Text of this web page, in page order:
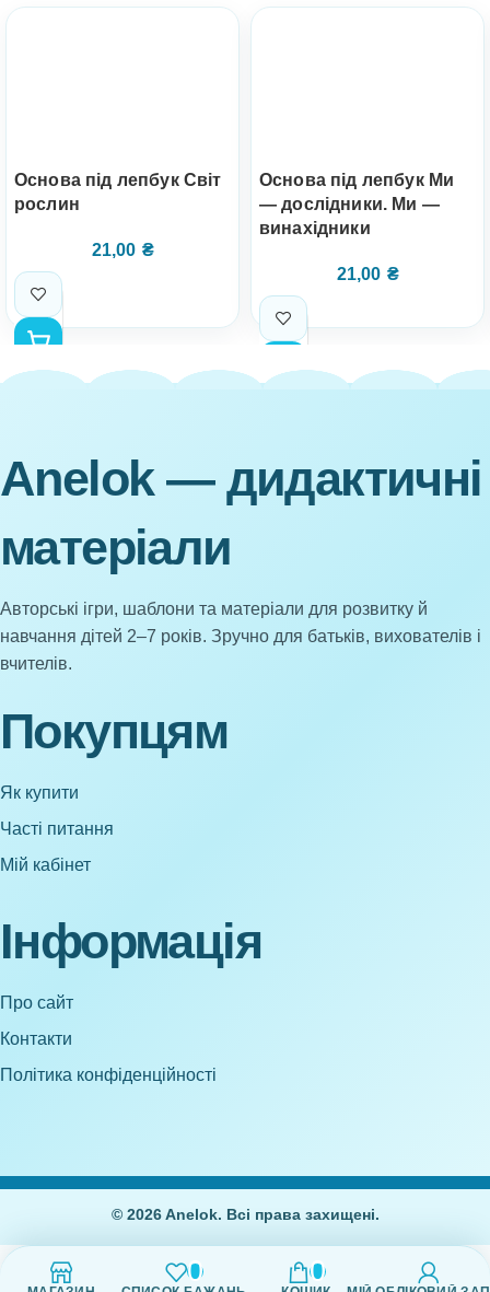
Основа під лепбук Світ
рослин
21,00 ₴
Основа під лепбук Ми
— дослідники. Ми —
винахідники
21,00 ₴
Anelok — дидактичні
матеріали
Авторські ігри, шаблони та матеріали для розвитку й
навчання дітей 2–7 років. Зручно для батьків, вихователів і
вчителів.
Покупцям
Як купити
Часті питання
Мій кабінет
Інформація
Про сайт
Контакти
Політика конфіденційності
0 0
© 2026 Anelok. Всі права захищені.